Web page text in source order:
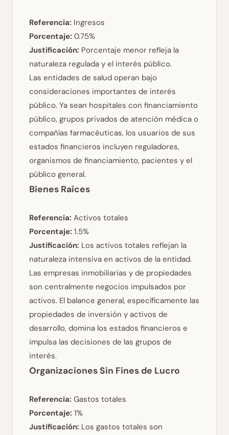
Referencia: Ingresos
Porcentaje: 0.75%
Justificación: Porcentaje menor refleja la
naturaleza regulada y el interés público.
Las entidades de salud operan bajo
consideraciones importantes de interés
público. Ya sean hospitales con financiamiento
público, grupos privados de atención médica o
compañías farmacéuticas, los usuarios de sus
estados financieros incluyen reguladores,
organismos de financiamiento, pacientes y el
público general.
Bienes Raíces
Referencia: Activos totales
Porcentaje: 1.5%
Justificación: Los activos totales reflejan la
naturaleza intensiva en activos de la entidad.
Las empresas inmobiliarias y de propiedades
son centralmente negocios impulsados por
activos. El balance general, específicamente las
propiedades de inversión y activos de
desarrollo, domina los estados financieros e
impulsa las decisiones de las grupos de
interés.
Organizaciones Sin Fines de Lucro
Referencia: Gastos totales
Porcentaje: 1%
Justificación: Los gastos totales son